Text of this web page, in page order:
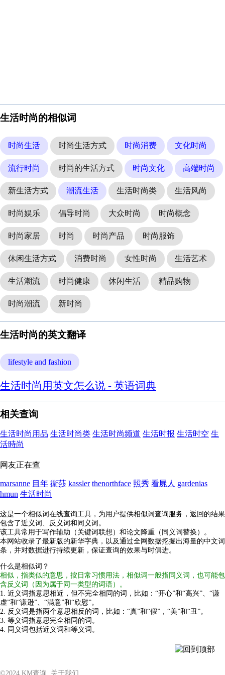
生活时尚的相似词
时尚生活 时尚生活方式 时尚消费 文化时尚
流行时尚 时尚的生活方式 时尚文化 高端时尚
新生活方式 潮流生活 生活时尚类 生活风尚
时尚娱乐 倡导时尚 大众时尚 时尚概念
时尚家居 时尚 时尚产品 时尚服饰
休闲生活方式 消费时尚 女性时尚 生活艺术
生活潮流 时尚健康 休闲生活 精品购物
时尚潮流 新时尚
生活时尚的英文翻译
lifestyle and fashion
生活时尚用英文怎么说 - 英语词典
相关查询
生活时尚用品 生活时尚类 生活时尚频道 生活时报 生活时空 生
活時尚
网友正在查
marsanne 目年 衛莎 kassler thenorthface 照秀 看屍人 gardenias
hmun 生活时尚
这是一个相似词在线查询工具，为用户提供相似词查询服务，返回的结果
包含了近义词、反义词和同义词。
该工具常用于写作辅助（关键词联想）和论文降重（同义词替换）。
本网站收录了最新版的新华字典，以及通过全网数据挖掘出海量的中文词
条，并对数据进行持续更新，保证查询的效果与时俱进。
什么是相似词？
相似，指类似的意思，按日常习惯用法，相似词一般指同义词，也可能包
含反义词（因为属于同一类型的词语）。
1. 近义词指意思相近，但不完全相同的词，比如：“开心”和“高兴”、“谦
虚”和“谦逊”、“满意”和“欣慰”。
2. 反义词是指两个意思相反的词，比如：“真”和“假”，“美”和“丑”。
3. 等义词指意思完全相同的词。
4. 同义词包括近义词和等义词。
©2024 KM查询 关于我们